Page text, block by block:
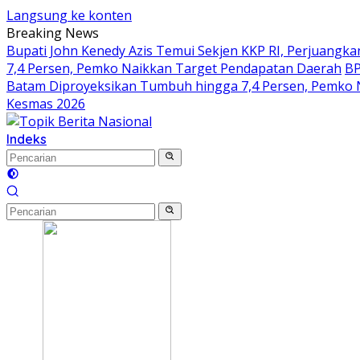
Langsung ke konten
Breaking News
Bupati John Kenedy Azis Temui Sekjen KKP RI,
7,4 Persen, Pemko Naikkan Target Pendapatan Daerah
Batam Diproyeksikan Tumbuh hingga 7,4 Persen,
Kesmas 2026
Indeks